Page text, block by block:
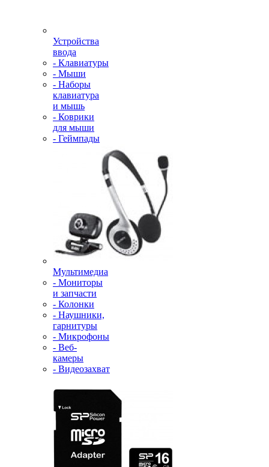
Устройства
ввода
- Клавиатуры
- Мыши
- Наборы
клавиатура
и мышь
- Коврики
для мыши
- Геймпады
Мультимедиа
- Мониторы
и запчасти
- Колонки
- Наушники,
гарнитуры
- Микрофоны
- Веб-
камеры
- Видеозахват